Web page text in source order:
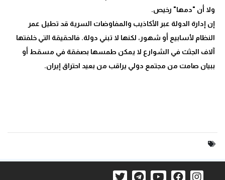
إن إدارة الدولة عبر الأكاذيب والمفاوضات السرية قد تطيل عمر
النظام لأسابيع أو شهور، لكنها لا تبني دولة. فالحقيقة التي خلفتها
آلاف الجثث في الشوارع لا يمكن طمسها بصفقة في مسقط أو
ببيان صامت من مجتمع دولي يراقب من بعيد احتراق إيران.